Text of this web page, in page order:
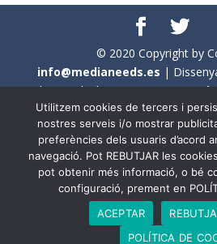
© 2020 Copyright by
info@medianeeds.es |
| Tots els drets reservats a
Avís per
En aquest web s'ha tingut en
llenguatge. No obstant això, i
extensió, no s'ha pogut fer de
aquest motiu, a vegades , s'ha
genèric, atès que és una
voltant d'un 90% de persones
Utilitzem cookies de tercers i
nostres serveis i/o mostrar
preferències dels usuaris d’acord
navegació. Pot REBUTJAR les
pot obtenir més informació, o bé
configuració, prement en
ACEPTAR
POLÍTICA DE